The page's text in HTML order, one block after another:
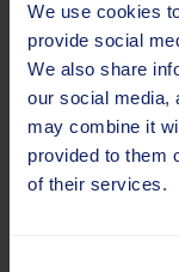
We use cookies
provide social
We also share
our social media,
may combine it
provided to them
of their services.
kasutamisel